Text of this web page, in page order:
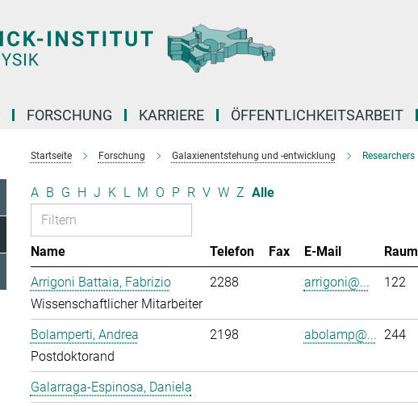
FORSCHUNG KARRIERE ÖFFENTLICHKEITSARBEIT
Startseite Forschung Galaxienentstehung und -entwicklung Researchers
A B G H J K L M O P R V W Z Alle
Name Telefon Fax E-Mail Raum
Arrigoni Battaia, Fabrizio
Wissenschaftlicher Mitarbeiter
2288 arrigoni@... 122
Bolamperti, Andrea
Postdoktorand
2198 abolamp@... 244
Galarraga-Espinosa, Daniela